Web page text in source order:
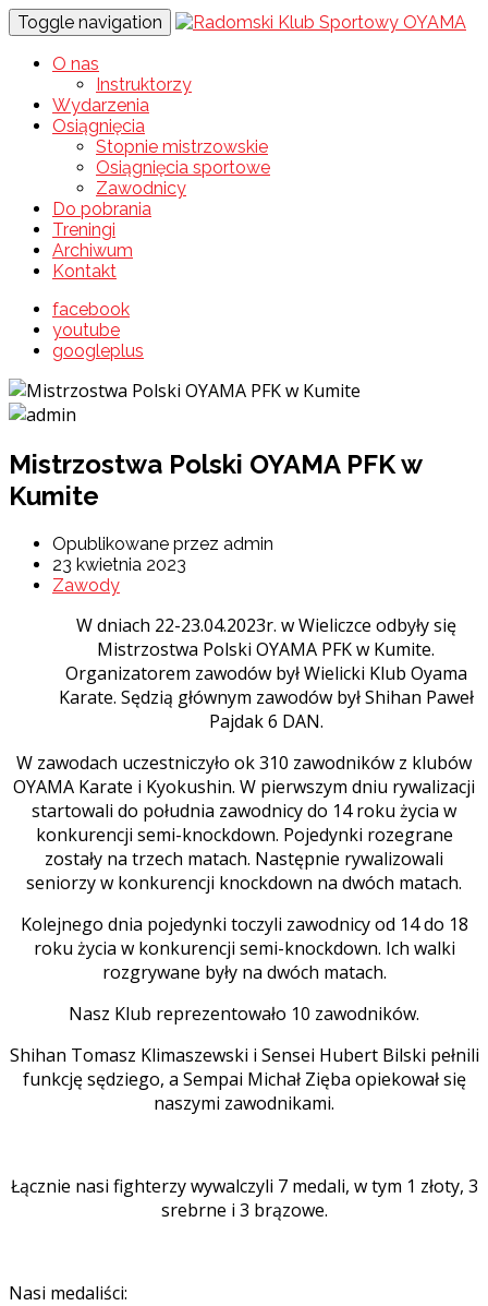
Toggle navigation
O nas
Instruktorzy
Wydarzenia
Osiągnięcia
Stopnie mistrzowskie
Osiągnięcia sportowe
Zawodnicy
Do pobrania
Treningi
Archiwum
Kontakt
facebook
youtube
googleplus
Mistrzostwa Polski OYAMA PFK w
Kumite
Opublikowane przez admin
23 kwietnia 2023
Zawody
W dniach 22-23.04.2023r. w Wieliczce odbyły się
Mistrzostwa Polski OYAMA PFK w Kumite.
Organizatorem zawodów był Wielicki Klub Oyama
Karate. Sędzią głównym zawodów był Shihan Paweł
Pajdak 6 DAN.
W zawodach uczestniczyło ok 310 zawodników z klubów
OYAMA Karate i Kyokushin. W pierwszym dniu rywalizacji
startowali do południa zawodnicy do 14 roku życia w
konkurencji semi-knockdown. Pojedynki rozegrane
zostały na trzech matach. Następnie rywalizowali
seniorzy w konkurencji knockdown na dwóch matach.
Kolejnego dnia pojedynki toczyli zawodnicy od 14 do 18
roku życia w konkurencji semi-knockdown. Ich walki
rozgrywane były na dwóch matach.
Nasz Klub reprezentowało 10 zawodników.
Shihan Tomasz Klimaszewski i Sensei Hubert Bilski pełnili
funkcję sędziego, a Sempai Michał Zięba opiekował się
naszymi zawodnikami.
Łącznie nasi fighterzy wywalczyli 7 medali, w tym 1 złoty, 3
srebrne i 3 brązowe.
Nasi medaliści: